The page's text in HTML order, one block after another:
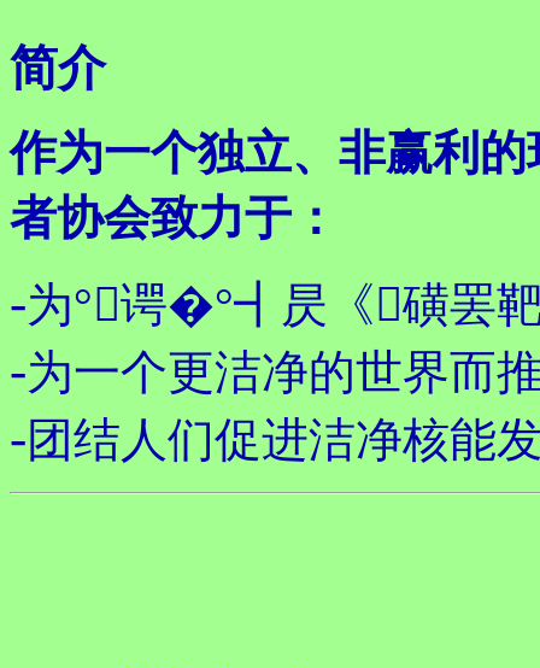
简介
作为一个独立、非赢利
者协会致力于：
-为°谔�°┫昃《磺罢
-为一个更洁净的世界而
-团结人们促进洁净核能